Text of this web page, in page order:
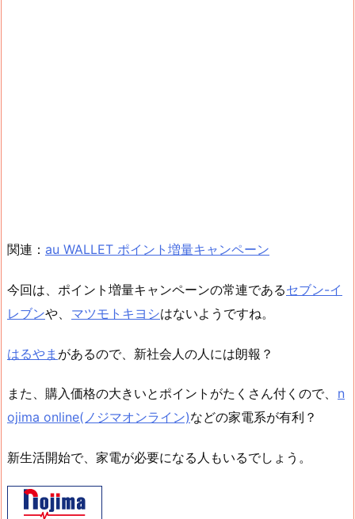
関連： au WALLET ポイント増量キャンペーン
今回は、ポイント増量キャンペーンの常連であるセブン-イ
レブンや、 マツモトキヨシはないようですね。
はるやま があるので、新社会人の人には朗報？
また、購入価格の大きいとポイントがたくさん付くので、 n
ojima online(ノジマオンライン)などの家電系が有利？
新生活開始で、家電が必要になる人もいるでしょう。